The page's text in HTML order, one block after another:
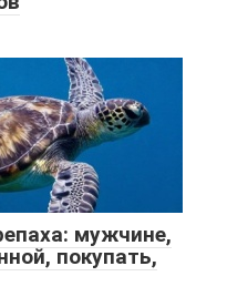
мужчине,
покупать,